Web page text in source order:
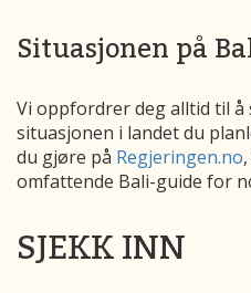
Situasjonen på
Vi oppfordrer deg alltid til å
situasjonen i landet du
du gjøre på Regjeringen.no
omfattende Bali-guide for
SJEKK INN